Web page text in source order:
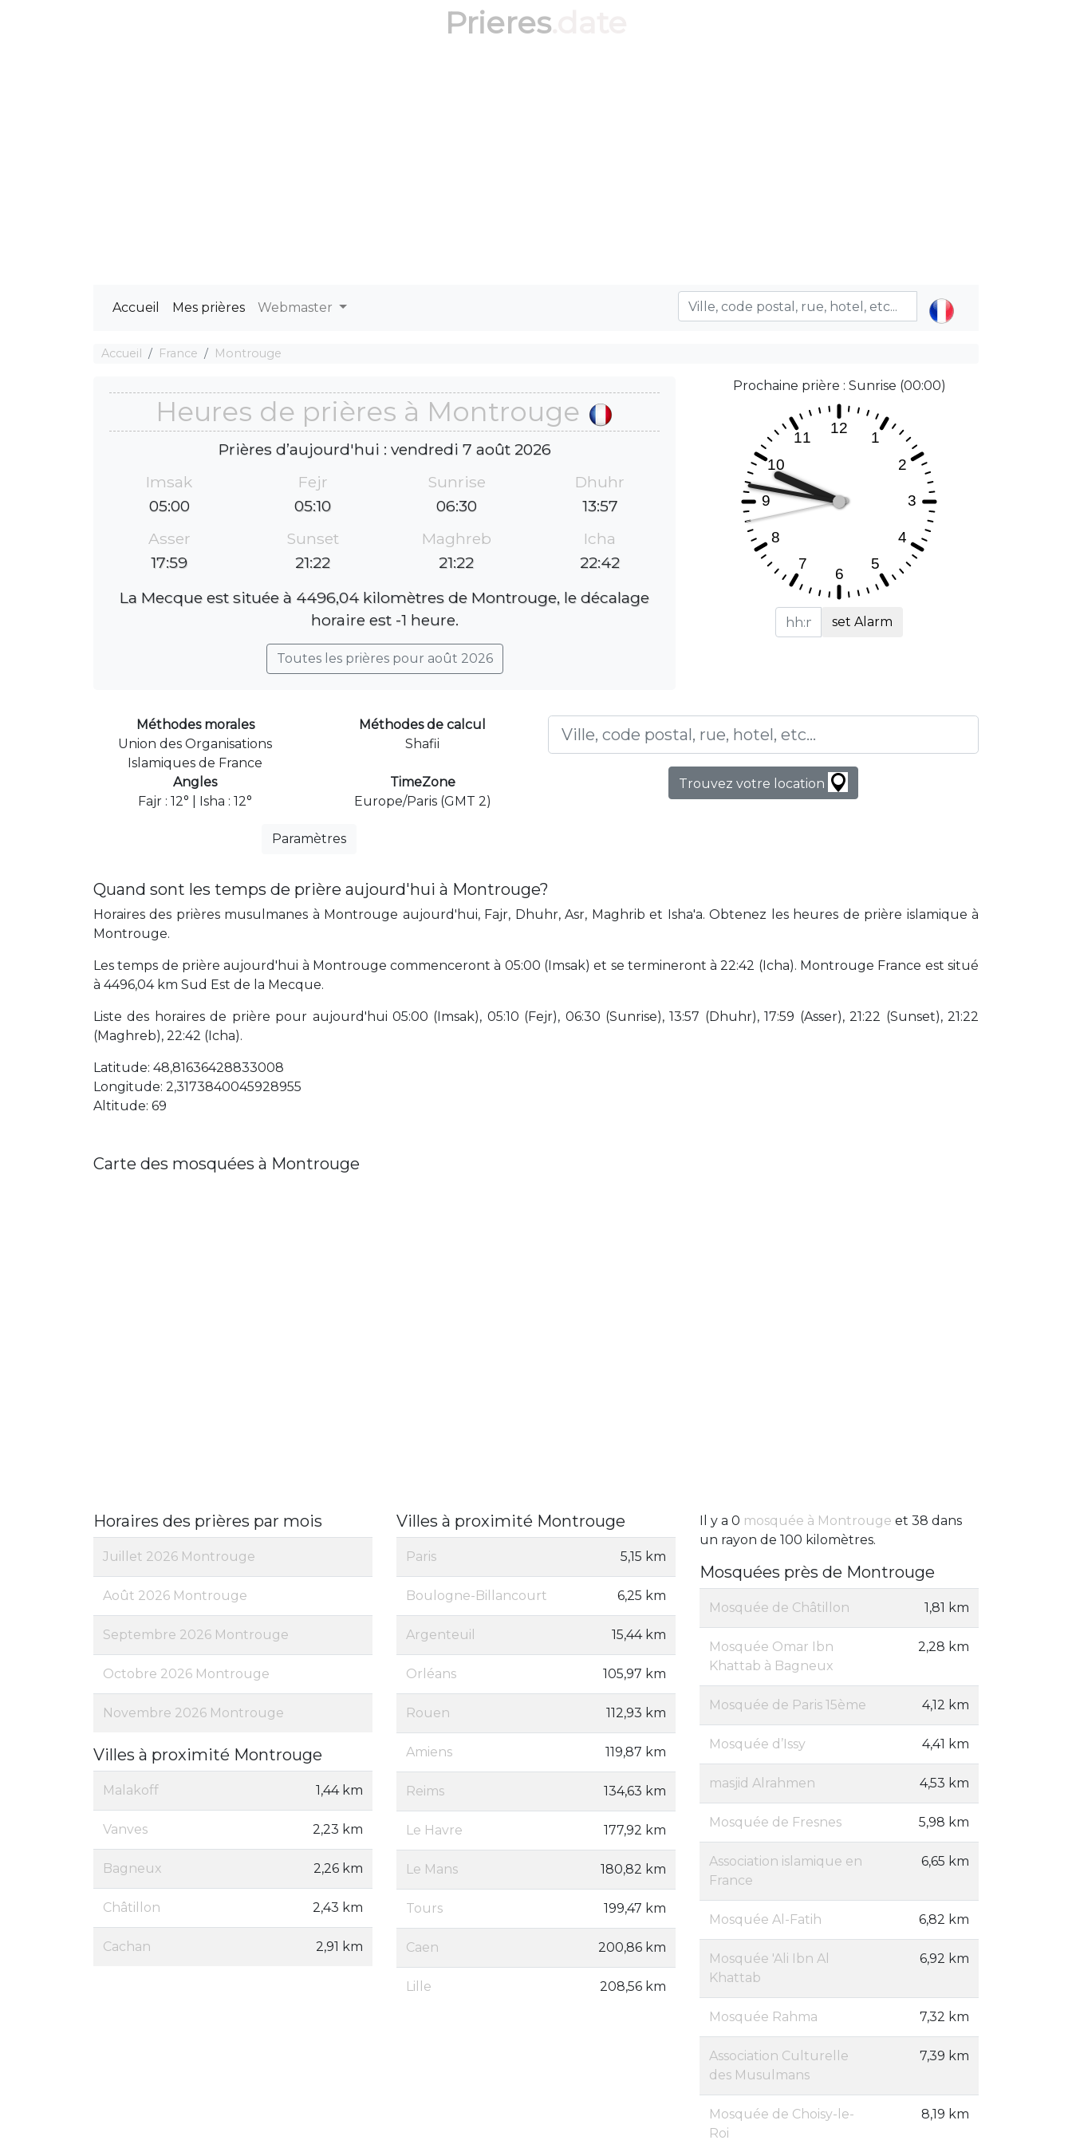
Prieres
Accueil Mes prières Webmaster
Accueil France Montrouge
Heures de prières à Montrouge
Prières d’aujourd'hui : vendredi 7 août 2026
Imsak
05:00
Fejr
05:10
Sunrise
06:30
Dhuhr
13:57
Asser
17:59
Sunset
21:22
Maghreb
21:22
Icha
22:42
La Mecque est située à 4496,04 kilomètres de Montrouge, le décalage
horaire est -1 heure.
Toutes les prières pour août 2026
Prochaine prière : Sunrise (00:00)
set Alarm
Méthodes morales
Union des Organisations
Islamiques de France
Méthodes de calcul
Shafii
Angles
Fajr : 12° | Isha : 12°
TimeZone
Europe/Paris (GMT 2)
Paramètres
Trouvez votre location
Quand sont les temps de prière aujourd'hui à Montrouge?
Horaires des prières musulmanes à Montrouge aujourd'hui, Fajr, Dhuhr, Asr, Maghrib et Isha'a. Obtenez les heures de prière islamique à
Montrouge.
Les temps de prière aujourd'hui à Montrouge commenceront à 05:00 (Imsak) et se termineront à 22:42 (Icha). Montrouge France est situé
à 4496,04 km Sud Est de la Mecque.
Liste des horaires de prière pour aujourd'hui 05:00 (Imsak), 05:10 (Fejr), 06:30 (Sunrise), 13:57 (Dhuhr), 17:59 (Asser), 21:22 (Sunset), 21:22
(Maghreb), 22:42 (Icha).
Latitude: 48,81636428833008
Longitude: 2,3173840045928955
Altitude: 69
Carte des mosquées à Montrouge
Horaires des prières par mois
Juillet 2026 Montrouge
Août 2026 Montrouge
Septembre 2026 Montrouge
Octobre 2026 Montrouge
Novembre 2026 Montrouge
Villes à proximité Montrouge
Malakoff 1,44 km
Vanves 2,23 km
Bagneux 2,26 km
Châtillon 2,43 km
Cachan 2,91 km
Villes à proximité Montrouge
Paris 5,15 km
Boulogne-Billancourt 6,25 km
Argenteuil 15,44 km
Orléans 105,97 km
Rouen 112,93 km
Amiens 119,87 km
Reims 134,63 km
Le Havre 177,92 km
Le Mans 180,82 km
Tours 199,47 km
Caen 200,86 km
Lille 208,56 km
Il y a 0 mosquée à Montrouge et 38 dans
un rayon de 100 kilomètres.
Mosquées près de Montrouge
Mosquée de Châtillon 1,81 km
Mosquée Omar Ibn
Khattab à Bagneux
2,28 km
Mosquée de Paris 15ème 4,12 km
Mosquée d’Issy 4,41 km
masjid Alrahmen 4,53 km
Mosquée de Fresnes 5,98 km
Association islamique en
France
6,65 km
Mosquée Al-Fatih 6,82 km
Mosquée 'Ali Ibn Al
Khattab
6,92 km
Mosquée Rahma 7,32 km
Association Culturelle
des Musulmans
7,39 km
Mosquée de Choisy-le-
Roi
8,19 km